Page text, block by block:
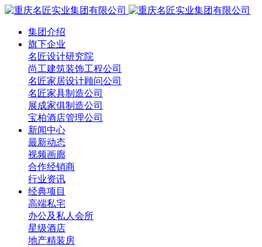
集团介绍
旗下企业
名匠设计研究院
尚工建筑装饰工程公司
名匠家居设计顾问公司
名匠家具制造公司
展成家俱制造公司
宝柏酒店管理公司
新闻中心
最新动态
视频画廊
合作经销商
行业资讯
经典项目
高端私宅
办公及私人会所
星级酒店
地产精装房